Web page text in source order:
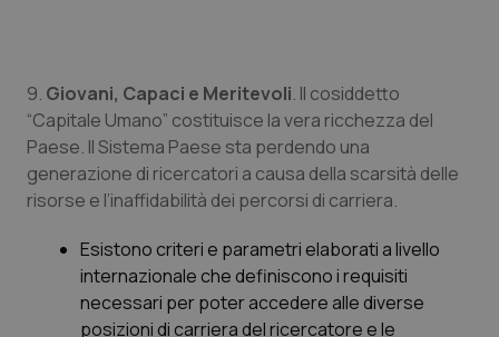
9. Giovani, Capaci e Meritevoli. Il cosiddetto
“Capitale Umano” costituisce la vera ricchezza del
Paese. Il Sistema Paese sta perdendo una
generazione di ricercatori a causa della scarsità delle
risorse e l’inaffidabilità dei percorsi di carriera.
Esistono criteri e parametri elaborati a livello
internazionale che definiscono i requisiti
necessari per poter accedere alle diverse
posizioni di carriera del ricercatore e le